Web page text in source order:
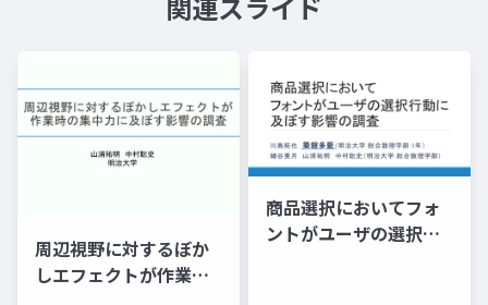
周辺視野に対するぼか
しエフェクトが作業時
商品選択においてフォ
ントがユーザの選択行